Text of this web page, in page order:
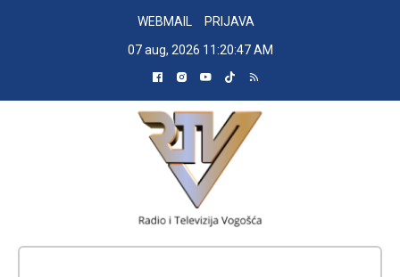
WEBMAIL
PRIJAVA
07 aug, 2026 11:20:48 AM